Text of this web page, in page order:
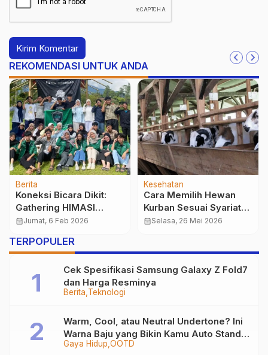
REKOMENDASI UNTUK ANDA
Berita
Koneksi Bicara Dikit:
Gathering HIMASI
Pererat Soliditas
calendar_monthJumat, 6 Feb 2026
Kesehatan
Cara Memilih Hewan
Kurban Sesuai Syariat
Islam dan Standar
calendar_monthSelasa, 26 Mei 2026
TERPOPULER
Berita Teknologi
Cek Spesifikasi Samsung Galaxy Z Fold7
dan Harga Resminya
Gaya Hidup OOTD
Warm, Cool, atau Neutral Undertone? Ini
Warna Baju yang Bikin Kamu Auto Stand
Out